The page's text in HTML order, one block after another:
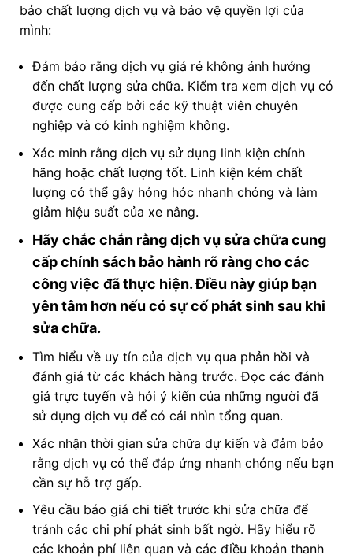
bảo chất lượng dịch vụ và bảo vệ quyền lợi của
mình:
Đảm bảo rằng dịch vụ giá rẻ không ảnh hưởng
đến chất lượng sửa chữa. Kiểm tra xem dịch vụ có
được cung cấp bởi các kỹ thuật viên chuyên
nghiệp và có kinh nghiệm không.
Xác minh rằng dịch vụ sử dụng linh kiện chính
hãng hoặc chất lượng tốt. Linh kiện kém chất
lượng có thể gây hỏng hóc nhanh chóng và làm
giảm hiệu suất của xe nâng.
Hãy chắc chắn rằng dịch vụ sửa chữa cung
cấp chính sách bảo hành rõ ràng cho các
công việc đã thực hiện. Điều này giúp bạn
yên tâm hơn nếu có sự cố phát sinh sau khi
sửa chữa.
Tìm hiểu về uy tín của dịch vụ qua phản hồi và
đánh giá từ các khách hàng trước. Đọc các đánh
giá trực tuyến và hỏi ý kiến của những người đã
sử dụng dịch vụ để có cái nhìn tổng quan.
Xác nhận thời gian sửa chữa dự kiến và đảm bảo
rằng dịch vụ có thể đáp ứng nhanh chóng nếu bạn
cần sự hỗ trợ gấp.
Yêu cầu báo giá chi tiết trước khi sửa chữa để
tránh các chi phí phát sinh bất ngờ. Hãy hiểu rõ
các khoản phí liên quan và các điều khoản thanh